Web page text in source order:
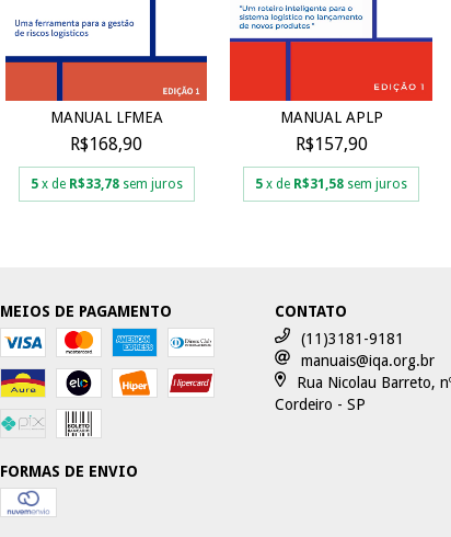
MANUAL LFMEA
R$168,90
5 x de R$33,78 sem juros
MANUAL APLP
R$157,90
5 x de R$31,58 sem juros
MEIOS DE PAGAMENTO
FORMAS DE ENVIO
CONTATO
(11)3181-9181
manuais@iqa.org.br
Rua Nicolau Barreto,
Cordeiro - SP